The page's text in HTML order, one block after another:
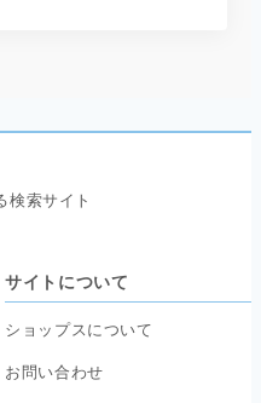
検索サイト
サイトについて
ショップスについて
お問い合わせ